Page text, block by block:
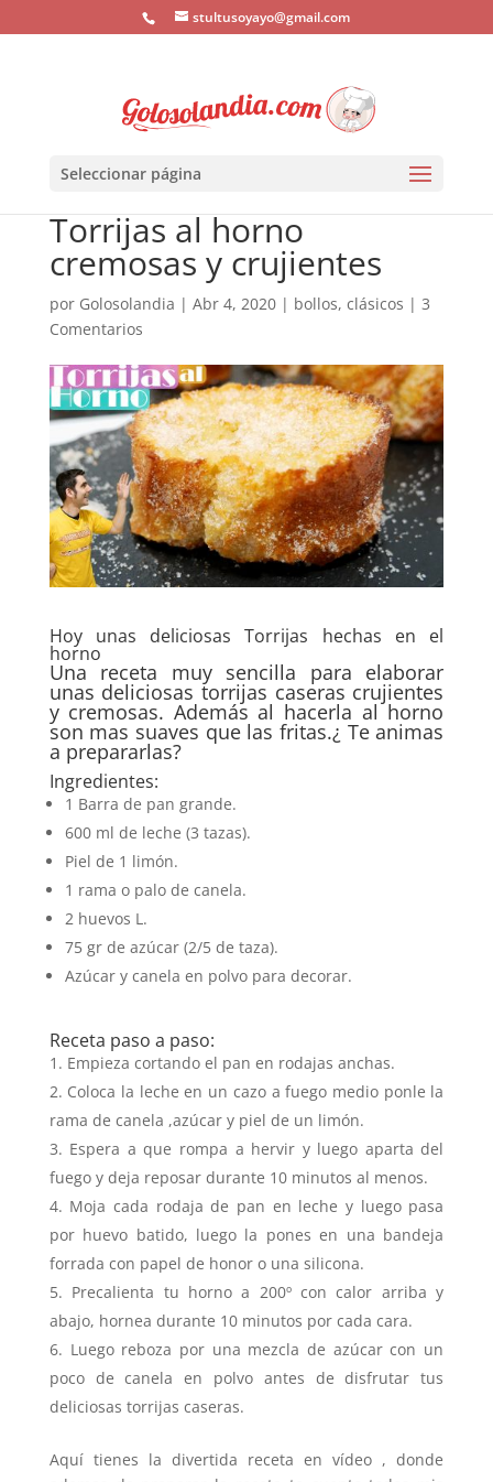
stultusoyayo@gmail.com
Seleccionar página
Torrijas al horno
cremosas y crujientes
por Golosolandia | Abr 4, 2020| bollos, clásicos | 3
Comentarios
Hoy unas deliciosas Torrijas hechas en el
horno
Una receta muy sencilla para elaborar
unas deliciosas torrijas caseras crujientes
y cremosas. Además al hacerla al horno
son mas suaves que las fritas.¿ Te animas
a prepararlas?
Ingredientes:
1 Barra de pan grande.
600 ml de leche (3 tazas).
Piel de 1 limón.
1 rama o palo de canela.
2 huevos L.
75 gr de azúcar (2/5 de taza).
Azúcar y canela en polvo para decorar.
Receta paso a paso:
Empieza cortando el pan en rodajas anchas.
Coloca la leche en un cazo a fuego medio ponle la
rama de canela ,azúcar y piel de un limón.
Espera a que rompa a hervir y luego aparta del
fuego y deja reposar durante 10 minutos al menos.
Moja cada rodaja de pan en leche y luego pasa
por huevo batido, luego la pones en una bandeja
forrada con papel de honor o una silicona.
Precalienta tu horno a 200º con calor arriba y
abajo, hornea durante 10 minutos por cada cara.
Luego reboza por una mezcla de azúcar con un
poco de canela en polvo antes de disfrutar tus
deliciosas torrijas caseras.
Aquí tienes la divertida receta en vídeo , donde